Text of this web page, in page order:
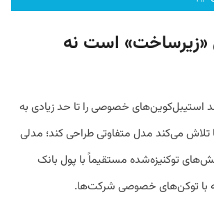
«زیرساخت» است نه
استیبل‌کوین‌های خصوصی را تا حد زیادی به
تلاش می‌کند مدل متفاوتی طراحی کند؛ مدلی
توکنیزه‌شده مستقیماً با پول بانک
با توکن‌های خصوصی شرکت‌ها.